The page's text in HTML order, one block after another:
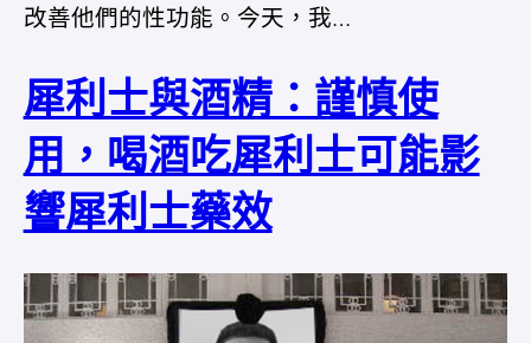
改善他們的性功能。今天，我…
犀利士與酒精：謹慎使
用，喝酒吃犀利士可能影
響犀利士藥效